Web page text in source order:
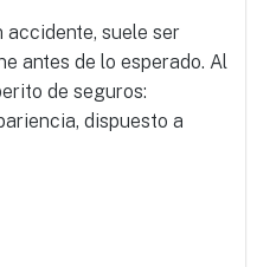
accidente, suele ser
antes de lo esperado. Al
de seguros:
dispuesto a